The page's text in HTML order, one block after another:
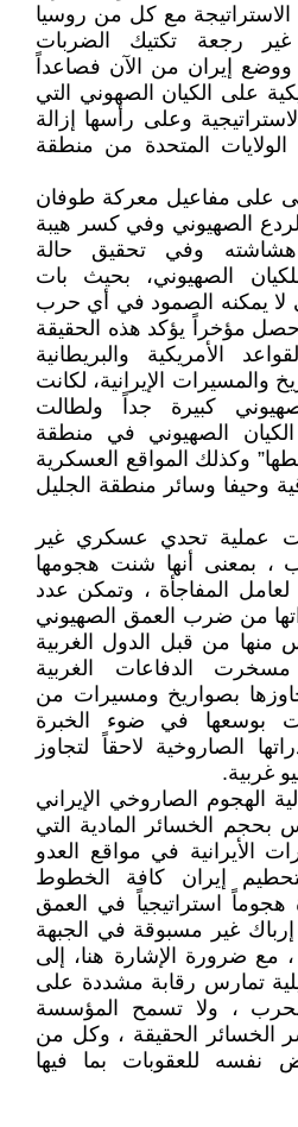
الاستراتيجة مع كل من روسيا
رجعة تكتيك الضربات
ووضع إيران من الآن فصاعداً
على الكيان الصهوني التي
وعلى رأسها إزالة
الولايات المتحدة من منطقة
بنى على مفاعيل معركة طوفان
الصهيوني وفي كسر هيبة
وفي تحقيق حالة
الصهيوني، بحيث بات
لا يمكنه الصمود في أي حرب
مؤخراً يؤكد هذه الحقيقة
الأمريكية والبريطانية
والمسيرات الإيرانية، لكانت
كبيرة جداً ولطالت
الكيان الصهيوني في منطقة
وكذلك المواقع العسكرية
وسائر منطقة الجليل
عملية تحدي عسكري غير
، بمعنى أنها شنت هجومها
المفاجأة ، وتمكن عدد
من ضرب العمق الصهيوني
من قبل الدول الغربية
مسخرت الدفاعات الغربية
بصواريخ ومسيرات من
بوسعها في ضوء الخبرة
الصاروخية لاحقاً لتجاوز
غربية.
الهجوم الصاروخي الإيراني
بحجم الخسائر المادية التي
الأيرانية في مواقع العدو
إيران كافة الخطوط
هجوماً استراتيجياً في العمق
غير مسبوقة في الجبهة
، مع ضرورة الإشارة هنا، إلى
تمارس رقابة مشددة على
، ولا تسمح المؤسسة
الخسائر الحقيقة ، وكل من
نفسه للعقوبات بما فيها